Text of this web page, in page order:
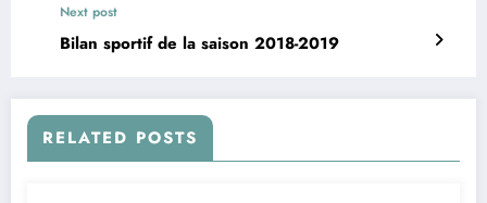
Next post
Bilan sportif de la saison 2018-2019
RELATED POSTS